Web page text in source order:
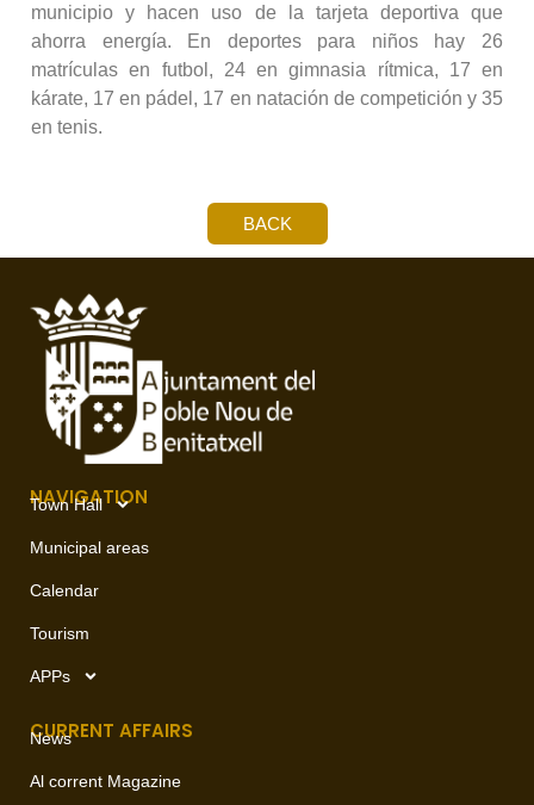
municipio y hacen uso de la tarjeta deportiva que
ahorra energía. En deportes para niños hay 26
matrículas en futbol, 24 en gimnasia rítmica, 17 en
kárate, 17 en pádel, 17 en natación de competición y 35
en tenis.
BACK
NAVIGATION
Town Hall
Municipal areas
Calendar
Tourism
APPs
CURRENT AFFAIRS
News
Al corrent Magazine